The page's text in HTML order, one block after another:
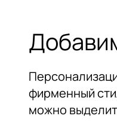
фирменный
можно